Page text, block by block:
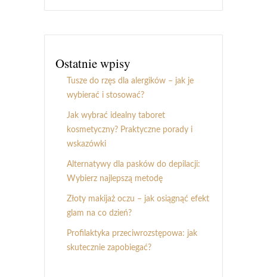
Ostatnie wpisy
Tusze do rzęs dla alergików – jak je
wybierać i stosować?
Jak wybrać idealny taboret
kosmetyczny? Praktyczne porady i
wskazówki
Alternatywy dla pasków do depilacji:
Wybierz najlepszą metodę
Złoty makijaż oczu – jak osiągnąć efekt
glam na co dzień?
Profilaktyka przeciwrozstępowa: jak
skutecznie zapobiegać?